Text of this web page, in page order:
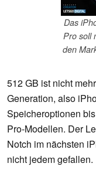
Das
Pro soll
den
512 GB ist nicht
Generation, also
Speicheroptionen
Pro-Modellen. Der
Notch im nächsten
nicht jedem gefallen.